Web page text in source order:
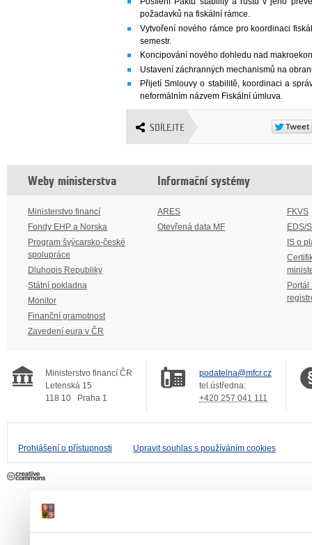
požadavků na fiskální rámce.
Vytvoření nového rámce pro koordinaci
semestr.
Koncipování nového dohledu nad
Ustavení záchranných mechanismů na
Přijetí Smlouvy o stabilitě, koordinaci a
neformálním názvem Fiskální úmluva.
SDÍLEJTE
Weby ministerstva
Ministerstvo financí
Fondy EHP a Norska
Program švýcarsko-české
spolupráce
Dluhopis Republiky
Státní pokladna
Monitor
Finanční gramotnost
Zavedení eura v ČR
Informační systémy
ARES
Otevřená data MF
FKVS
EDS/
IS o
Portál
Ministerstvo financí ČR
Letenská 15
118 10
Praha 1
podatelna@mfcr.cz
tel.ústředna:
+420 257 041 111
Prohlášení o přístupnosti Upravit souhlas s používáním cookies